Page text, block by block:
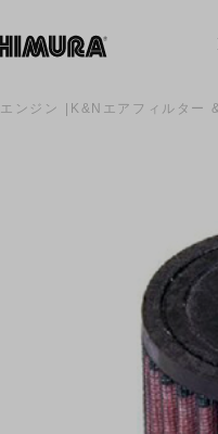
エンジン K&Nエアフィルター